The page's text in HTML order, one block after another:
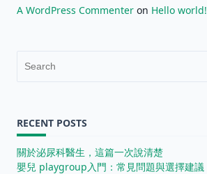
A WordPress Commenter on Hello world!
Search
RECENT POSTS
關於泌尿科醫生，這篇一次說清楚
嬰兒 playgroup入門：常見問題與選擇建議